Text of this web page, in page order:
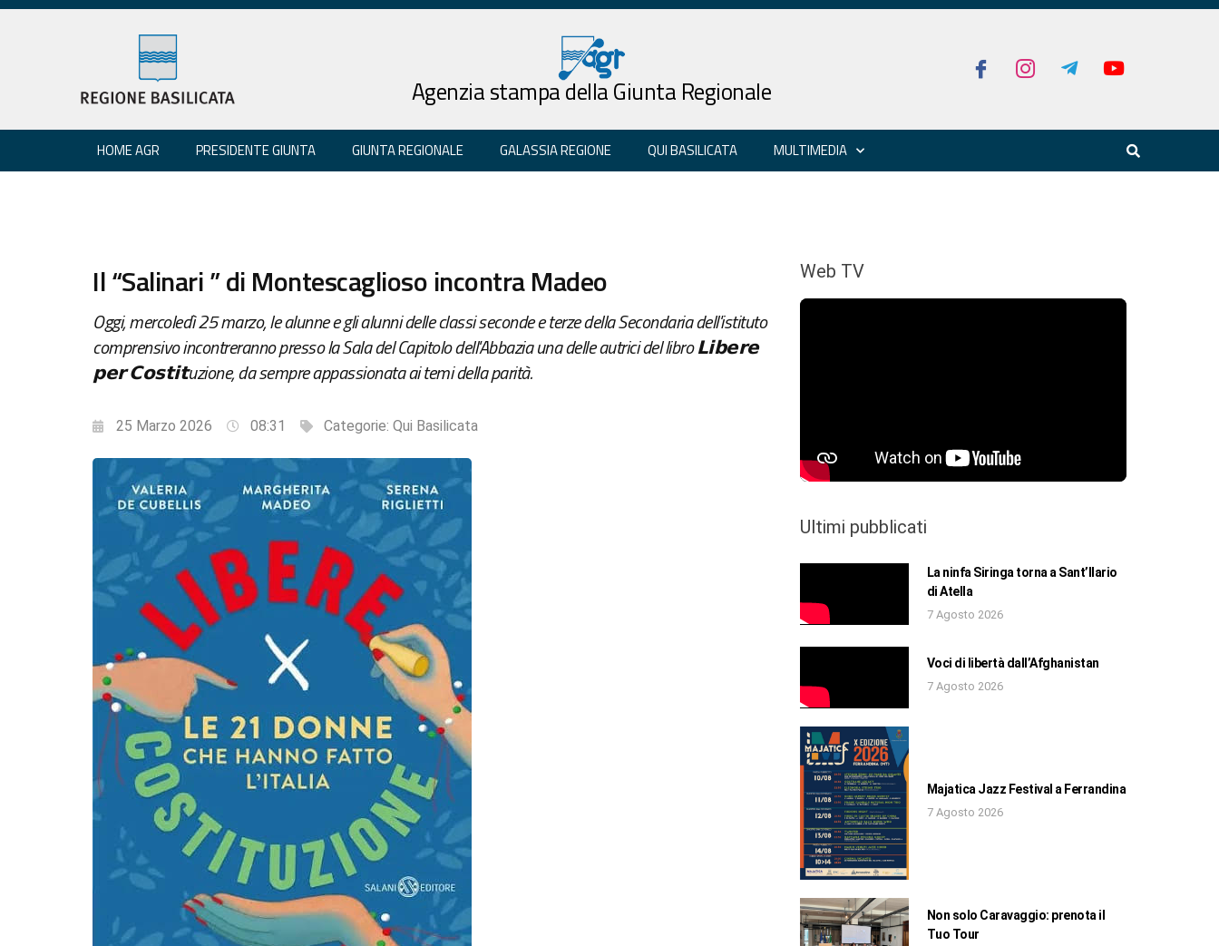
Agenzia stampa della Giunta Regionale
HOME AGR PRESIDENTE GIUNTA GIUNTA REGIONALE GALASSIA REGIONE QUI BASILICATA MULTIMEDIA
Il “Salinari ” di Montescaglioso incontra Madeo
Oggi, mercoledì 25 marzo, le alunne e gli alunni delle classi seconde e terze della Secondaria dell'istituto
comprensivo incontreranno presso la Sala del Capitolo dell'Abbazia una delle autrici del libro 𝗟𝗶𝗯𝗲𝗿𝗲
𝗽𝗲𝗿 𝗖𝗼𝘀𝘁𝗶𝘁uzione, da sempre appassionata ai temi della parità.
25 Marzo 2026 08:31 Categorie: Qui Basilicata
Web TV
Ultimi pubblicati
La ninfa Siringa torna a Sant’Ilario
di Atella
7 Agosto 2026
Voci di libertà dall’Afghanistan
7 Agosto 2026
Majatica Jazz Festival a Ferrandina
7 Agosto 2026
Non solo Caravaggio: prenota il
Tuo Tour